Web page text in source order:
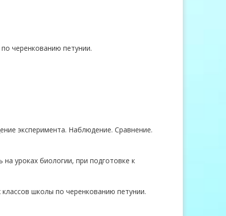
черенкованию петунии.
эксперимента. Наблюдение. Сравнение.
уроках биологии, при подготовке к
школы по черенкованию петунии.